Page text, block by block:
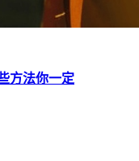
方法你一定